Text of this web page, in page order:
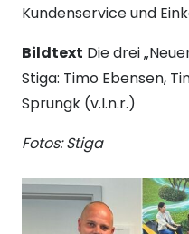
Kundenservice und
Bildtext Die drei
Stiga: Timo Ebensen,
Sprungk (v.l.n.r.)
Fotos: Stiga